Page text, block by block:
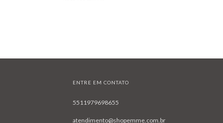
ENTRE EM CONTATO
5511979698655
atendimento@shopemme.com.br